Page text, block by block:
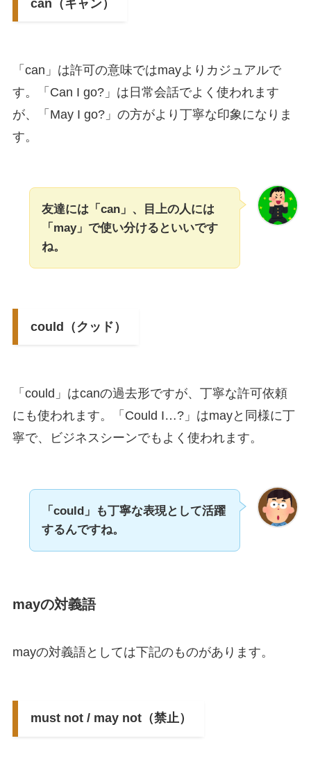
can（キャン）
「can」は許可の意味ではmayよりカジュアルで
す。「Can I go?」は日常会話でよく使われます
が、「May I go?」の方がより丁寧な印象になりま
す。
友達には「can」、目上の人には
「may」で使い分けるといいです
ね。
could（クッド）
「could」はcanの過去形ですが、丁寧な許可依頼
にも使われます。「Could I…?」はmayと同様に丁
寧で、ビジネスシーンでもよく使われます。
「could」も丁寧な表現として活躍
するんですね。
mayの対義語
mayの対義語としては下記のものがあります。
must not / may not（禁止）